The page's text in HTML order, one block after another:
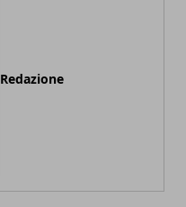
Redazione